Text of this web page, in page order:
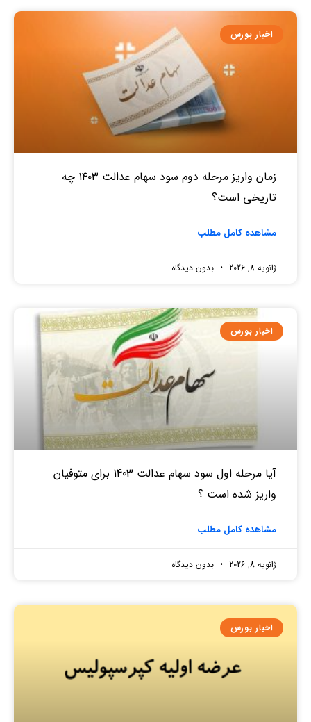
اخبار بورس
زمان واریز مرحله دوم سود سهام عدالت ۱۴۰۳ چه
تاریخی است؟
مشاهده کامل مطلب
ژانویه 8, 2026 بدون دیدگاه
اخبار بورس
آیا مرحله اول سود سهام عدالت 1403 برای متوفیان
واریز شده است ؟
مشاهده کامل مطلب
ژانویه 8, 2026 بدون دیدگاه
اخبار بورس